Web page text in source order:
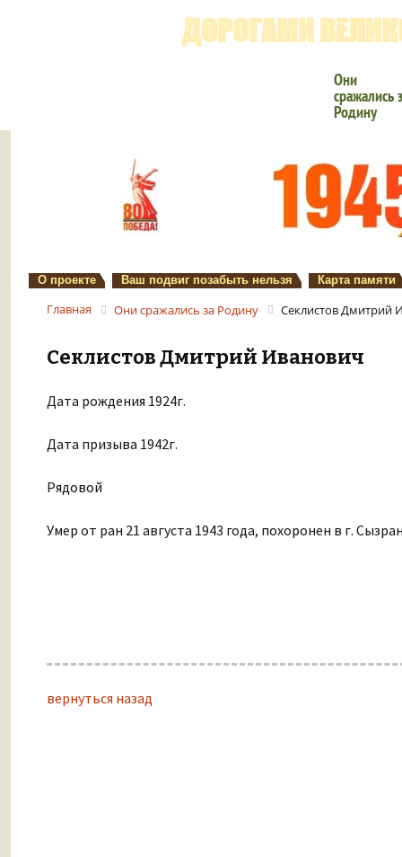
ДОРОГАМИ
Они
сражались
Родину
О проекте Ваш подвиг позабыть нельзя Карта памяти
Главная Они сражались за Родину Секлистов Дмитрий
Секлистов Дмитрий Иванович
Дата рождения 1924г.
Дата призыва 1942г.
Рядовой
Умер от ран 21 августа 1943 года, похоронен в г.
вернуться назад